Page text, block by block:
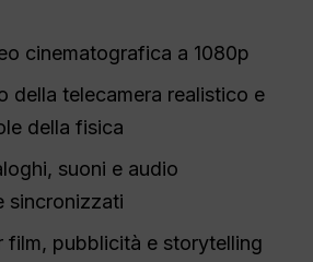
cinematografica a 1080p
della telecamera realistico e
della fisica
suoni e audio
sincronizzati
film, pubblicità e storytelling